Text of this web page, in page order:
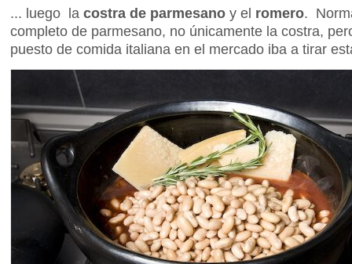
... luego la costra de parmesano y el romero.
completo de parmesano, no únicamente la costra,
puesto de comida italiana en el mercado iba a tirar